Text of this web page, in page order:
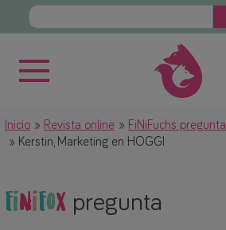
Inicio Revista online
FiNiFuchs pregunta
Kerstin, Marketing en HOGGI
FiNiFox pregunta